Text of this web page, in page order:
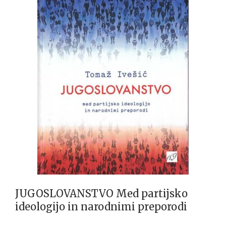
JUGOSLOVANSTVO Med partijsko
ideologijo in narodnimi preporodi